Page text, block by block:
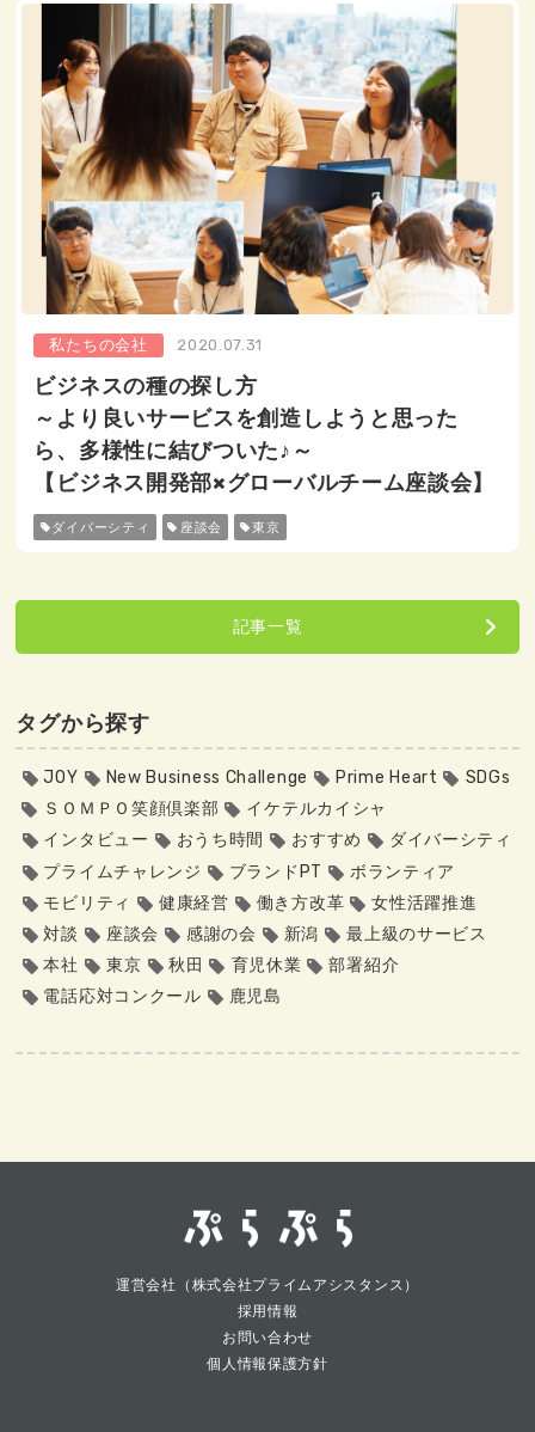
私たちの会社 2020.07.31
ビジネスの種の探し方
～より良いサービスを創造しようと思った
ら、多様性に結びついた♪～
【ビジネス開発部×グローバルチーム座談会】
ダイバーシティ 座談会 東京
記事一覧
タグから探す
JOY New Business Challenge Prime Heart
SDGs
ＳＯＭＰＯ笑顔倶楽部
イケテルカイシャ
インタビュー
おうち時間 おすすめ
ダイバーシティ
プライムチャレンジ
ブランドPT
ボランティア
モビリティ
健康経営 働き方改革
女性活躍推進
対談
座談会 感謝の会 新潟
最上級のサービス
本社
東京 秋田 育児休業
部署紹介
電話応対コンクール
鹿児島
運営会社（株式会社プライムアシスタンス）
採用情報
お問い合わせ
個人情報保護方針